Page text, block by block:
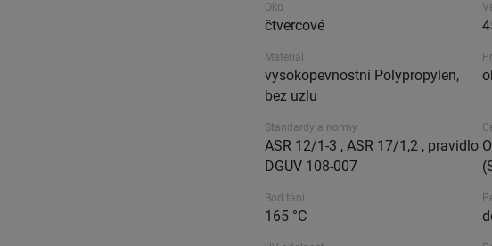
Oko
čtvercové
Materiál
vysokopevnostní Polypropylen,
bez uzlu
Standardy a normy
ASR 12/1-3 , ASR 17/1,2 , pravidlo
DGUV 108-007
Bod tání
165 °C